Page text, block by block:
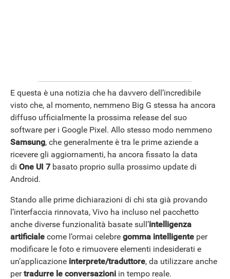
ANDROID
E questa è una notizia che ha davvero dell’incredibile
visto che, al momento, nemmeno Big G stessa ha ancora
diffuso ufficialmente la prossima release del suo
software per i Google Pixel. Allo stesso modo nemmeno
Samsung, che generalmente è tra le prime aziende a
ricevere gli aggiornamenti, ha ancora fissato la data
di One UI 7 basato proprio sulla prossimo update di
Android.
Stando alle prime dichiarazioni di chi sta già provando
l’interfaccia rinnovata, Vivo ha incluso nel pacchetto
anche diverse funzionalità basate sull’intelligenza
artificiale come l’ormai celebre gomma intelligente per
modificare le foto e rimuovere elementi indesiderati e
un’applicazione interprete/traduttore, da utilizzare anche
pertradurre le conversazioni in tempo reale.